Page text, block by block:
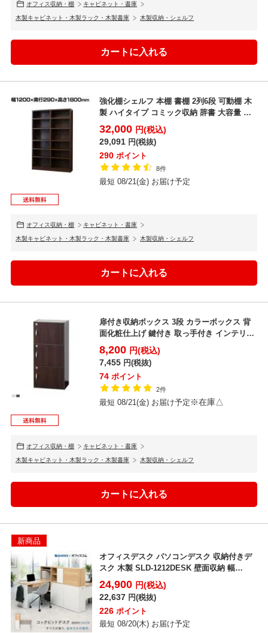
オフィス収納・棚 キャビネット・書庫
木製キャビネット・木製ラック・木製書庫 木製収納・シェルフ
強化棚シェルフ 本棚 書棚 2列6段 可動棚 木
製 ハイタイプ コミック収納 辞書 大容量 壁
面収納...
32,000 円(税込)
29,091 円(税抜)
290 ポイント
8件
最短 08/21(金) お届け予定
オフィス収納・棚 キャビネット・書庫
木製キャビネット・木製ラック・木製書庫 木製収納・シェルフ
扉付き収納ボックス 3段 カラーボックス 背
面化粧仕上げ 鍵付き 取っ手付き インテリア
木製 キャ...
8,200 円(税込)
7,455 円(税抜)
74 ポイント
2件
最短 08/21(金) お届け予定 ※在庫△
オフィス収納・棚 キャビネット・書庫
木製キャビネット・木製ラック・木製書庫 木製収納・シェルフ
新商品
オフィスデスク パソコンデスク 収納付きデ
スク 木製 SLD-1212DESK 壁面収納 幅
1200...
24,900 円(税込)
22,637 円(税抜)
226 ポイント
最短 08/20(木) お届け予定